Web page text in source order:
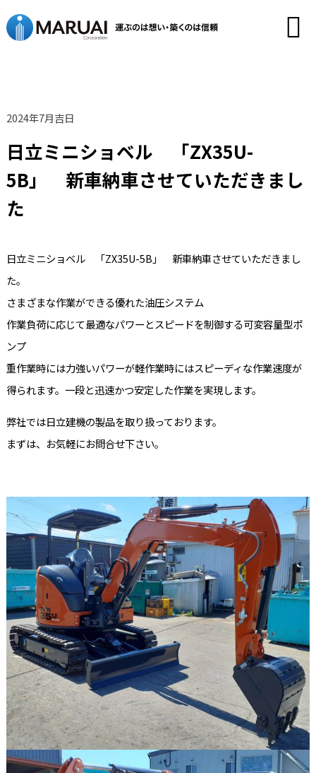
2024年7月吉日
日立ミニショベル 「ZX35U-
5B」 新車納車させていただきまし
た
日立ミニショベル 「ZX35U-5B」 新車納車させていただきまし
た。
さまざまな作業ができる優れた油圧システム
作業負荷に応じて最適なパワーとスピードを制御する可変容量型ポ
ンプ
重作業時には力強いパワーが軽作業時にはスピーディな作業速度が
得られます。一段と迅速かつ安定した作業を実現します。
弊社では日立建機の製品を取り扱っております。
まずは、お気軽にお問合せ下さい。